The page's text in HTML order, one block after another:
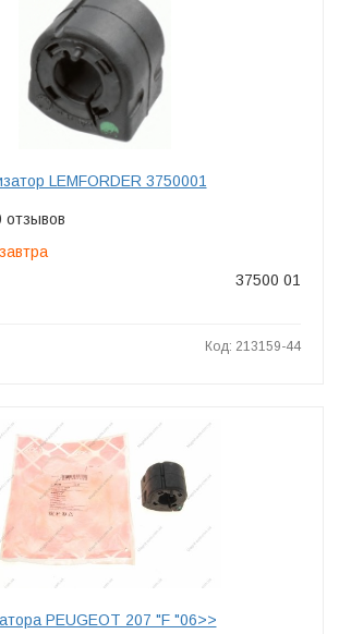
LEMFORDER 3750001
отзывов
37500 01
Код: 213159-44
PEUGEOT 207 "F "06>>